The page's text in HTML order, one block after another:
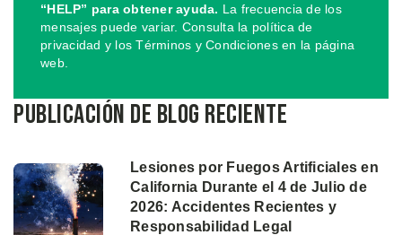
“HELP” para obtener ayuda. La frecuencia de los
mensajes puede variar. Consulta la política de
privacidad y los Términos y Condiciones en la página
web.
Publicación de blog reciente
Lesiones por Fuegos Artificiales en
California Durante el 4 de Julio de
2026: Accidentes Recientes y
Responsabilidad Legal